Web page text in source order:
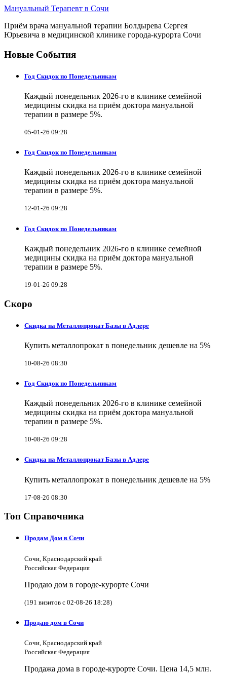
Мануальный Терапевт в Сочи
Приём врача мануальной терапии Болдырева Сергея
Юрьевича в медицинской клинике города-курорта Сочи
Новые События
Год Скидок по Понедельникам
Каждый понедельник 2026-го в клинике семейной
медицины скидка на приём доктора мануальной
терапии в размере 5%.
05-01-26 09:28
Год Скидок по Понедельникам
Каждый понедельник 2026-го в клинике семейной
медицины скидка на приём доктора мануальной
терапии в размере 5%.
12-01-26 09:28
Год Скидок по Понедельникам
Каждый понедельник 2026-го в клинике семейной
медицины скидка на приём доктора мануальной
терапии в размере 5%.
19-01-26 09:28
Скоро
Скидка на Металлопрокат Базы в Адлере
Купить металлопрокат в понедельник дешевле на 5%
10-08-26 08:30
Год Скидок по Понедельникам
Каждый понедельник 2026-го в клинике семейной
медицины скидка на приём доктора мануальной
терапии в размере 5%.
10-08-26 09:28
Скидка на Металлопрокат Базы в Адлере
Купить металлопрокат в понедельник дешевле на 5%
17-08-26 08:30
Топ Справочника
Продам Дом в Сочи
Сочи, Краснодарский край
Российская Федерация
Продаю дом в городе-курорте Сочи
(191 визитов с 02-08-26 18:28)
Продаю дом в Сочи
Сочи, Краснодарский край
Российская Федерация
Продажа дома в городе-курорте Сочи. Цена 14,5 млн.